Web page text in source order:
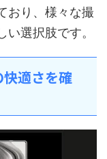
おり、様々な撮
選択肢です。
適さを確